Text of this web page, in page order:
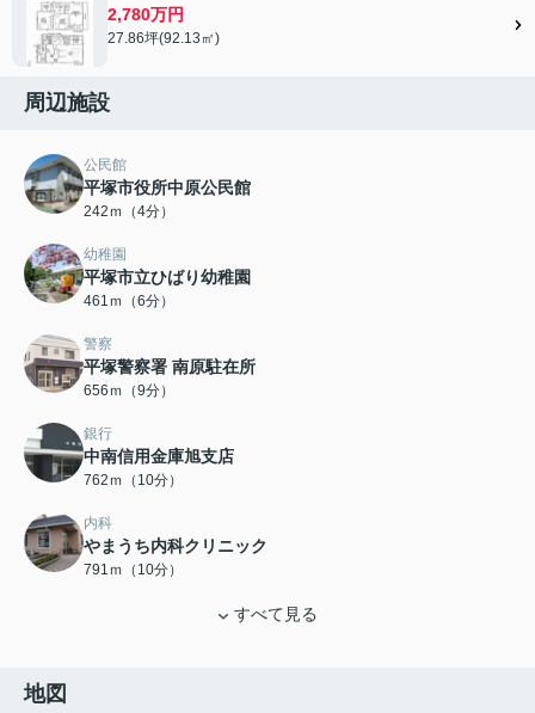
2,780万円
27.86坪(92.13㎡)
周辺施設
公民館
平塚市役所中原公民館
242ｍ（4分）
幼稚園
平塚市立ひばり幼稚園
461ｍ（6分）
警察
平塚警察署 南原駐在所
656ｍ（9分）
銀行
中南信用金庫旭支店
762ｍ（10分）
内科
やまうち内科クリニック
791ｍ（10分）
すべて見る
地図